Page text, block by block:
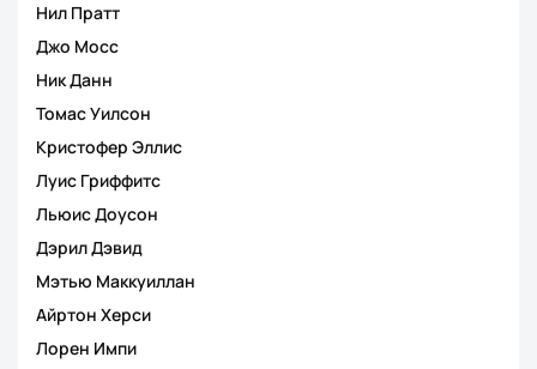
Нил Пратт
Джо Мосс
Ник Данн
Томас Уилсон
Кристофер Эллис
Луис Гриффитс
Льюис Доусон
Дэрил Дэвид
Мэтью Маккуиллан
Айртон Херси
Лорен Импи